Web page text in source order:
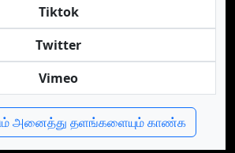
Tiktok
Twitter
Vimeo
அனைத்து தளங்களையும் காண்க